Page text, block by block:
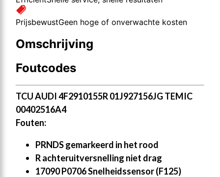
PrijsbewustGeen hoge of onverwachte kosten
Omschrijving
Foutcodes
TCU AUDI 4F2910155R 01J927156JG TEMIC
00402516A4
Fouten:
PRNDS gemarkeerd in het rood
R achteruitversnelling niet drag
17090 P0706 Snelheidssensor (F125)